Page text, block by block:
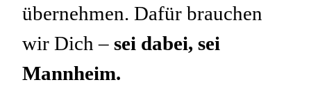
übernehmen. Dafür brauchen
wir Dich –sei dabei, sei
Mannheim.